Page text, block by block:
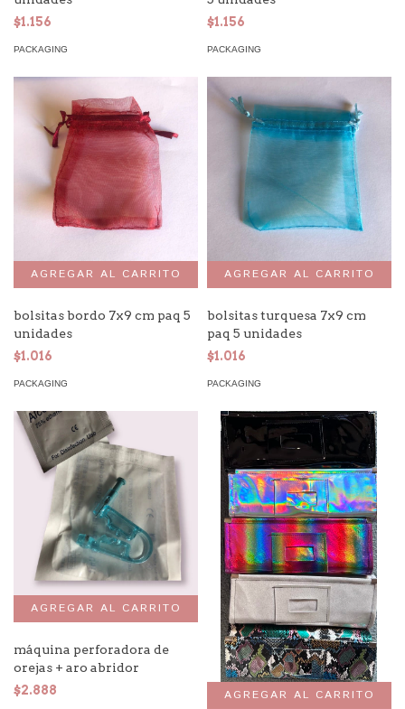
$1.156
PACKAGING
$1.156
PACKAGING
bolsitas bordo 7x9 cm paq 5
unidades
$1.016
PACKAGING
bolsitas turquesa 7x9 cm
paq 5 unidades
$1.016
PACKAGING
máquina perforadora de
orejas + aro abridor
$2.888